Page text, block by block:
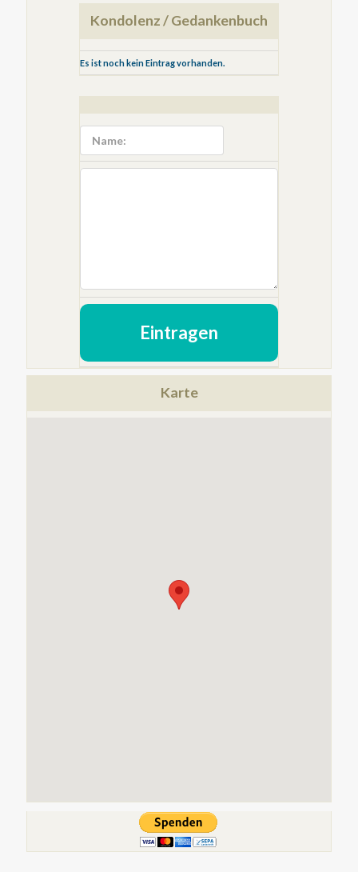
Kondolenz / Gedankenbuch
Es ist noch kein Eintrag vorhanden.
Eintragen
Karte